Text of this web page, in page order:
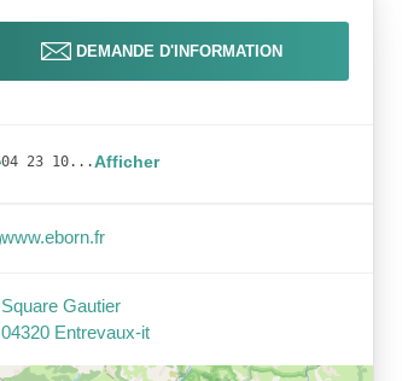
DEMANDE D'INFORMATION
04 23 10...Afficher
www.eborn.fr
Square Gautier
04320 Entrevaux-it